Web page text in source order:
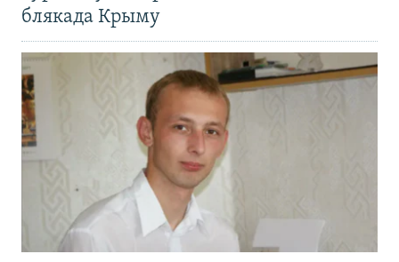
блякада Крыму